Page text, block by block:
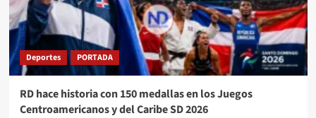
Deportes PORTADA
RD hace historia con 150 medallas en los Juegos
Centroamericanos y del Caribe SD 2026